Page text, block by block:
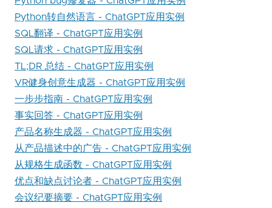
Python转自然语言 - ChatGPT应用实例
SQL翻译 - ChatGPT应用实例
SQL请求 - ChatGPT应用实例
TL;DR 总结 - ChatGPT应用实例
VR健身创意生成器 - ChatGPT应用实例
一步步指南 - ChatGPT应用实例
事实回答 - ChatGPT应用实例
产品名称生成器 - ChatGPT应用实例
从产品描述中的广告 - ChatGPT应用实例
从规格生成函数 - ChatGPT应用实例
优点和缺点讨论者 - ChatGPT应用实例
会议纪要摘要 - ChatGPT应用实例